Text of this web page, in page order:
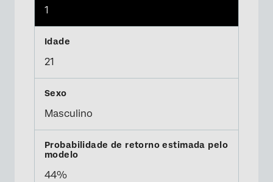
1
21
Masculino
44%